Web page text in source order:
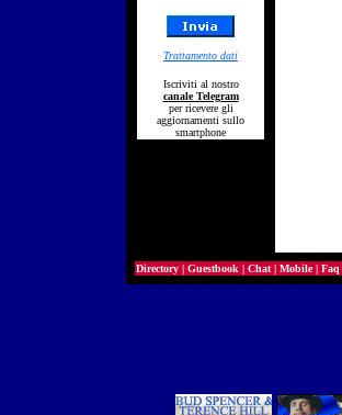
Trattamento dati
Iscriviti al nostro
canale Telegram
per ricevere gli
aggiornamenti sullo
smartphone
Directory | Guestbook | Chat | Mobile| Faq